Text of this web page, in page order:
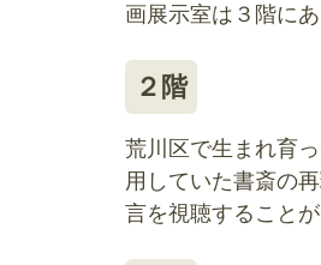
画展示室は３階に
２階
荒川区で生まれ育
用していた書斎の
言を視聴すること